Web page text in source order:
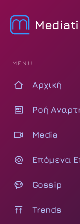
MENU
Αρχική
Ροή
Media
Επόμενα
Gossip
Trends